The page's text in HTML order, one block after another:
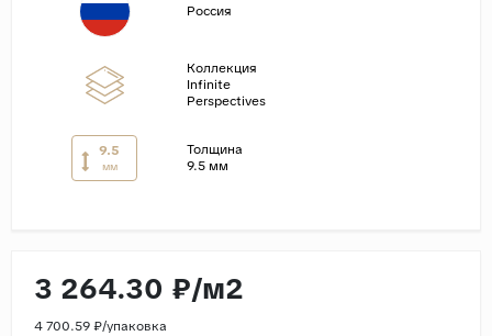
Россия
Коллекция
Infinite
Perspectives
9.5
мм
Толщина
9.5 мм
3 264.30 ₽/м2
4 700.59 ₽/упаковка